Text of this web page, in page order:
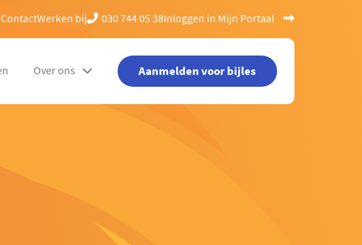
ContactWerken bij 030 744 05 38Inloggen in Mijn Portaal
Over ons Aanmelden voor bijles